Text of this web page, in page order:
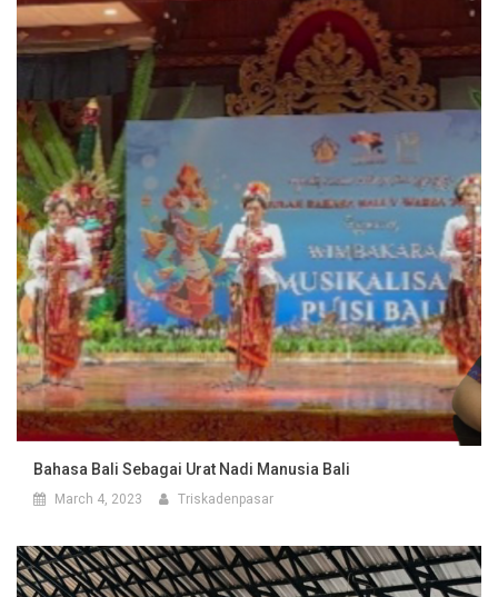
Bahasa Bali Sebagai Urat Nadi Manusia Bali
March 4, 2023 Triskadenpasar